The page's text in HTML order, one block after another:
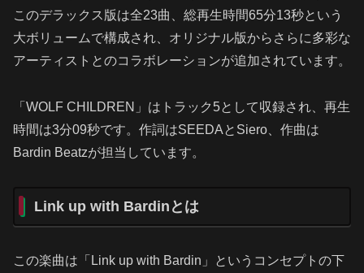
このデラックス版は全23曲、総再生時間65分13秒という
大ボリュームで構成され、オリジナル版からさらに多彩な
アーティストとのコラボレーションが追加されています。
「WOLF CHILDREN」はトラック5として収録され、再生
時間は3分09秒です。作詞はSEEDAとSiero、作曲は
Bardin Beatzが担当しています。
Link up with Bardinとは
この楽曲は「Link up with Bardin」というコンセプトの下